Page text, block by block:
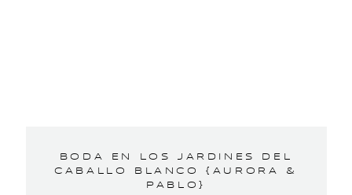
BODA EN LOS JARDINES DEL
CABALLO BLANCO {AURORA &
PABLO}